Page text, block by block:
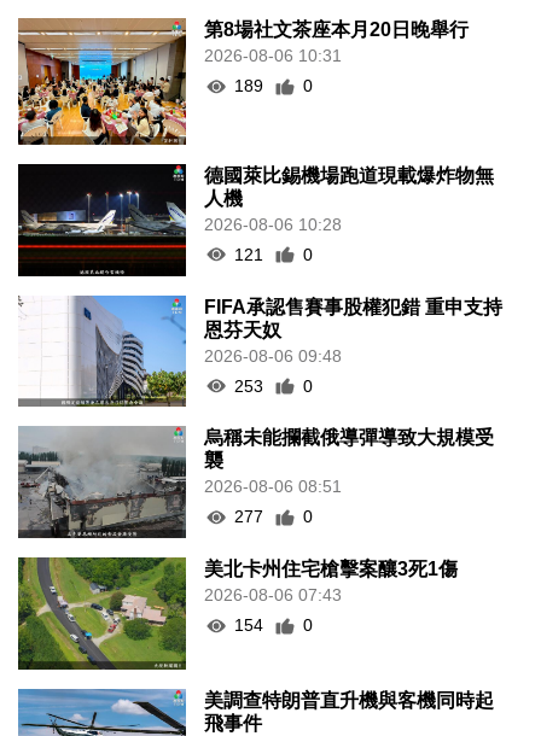
第8場社文茶座本月20日晚舉行
2026-08-06 10:31
189
0
德國萊比錫機場跑道現載爆炸物無
人機
2026-08-06 10:28
121
0
FIFA承認售賽事股權犯錯 重申支持
恩芬天奴
2026-08-06 09:48
253
0
烏稱未能攔截俄導彈導致大規模受
襲
2026-08-06 08:51
277
0
美北卡州住宅槍擊案釀3死1傷
2026-08-06 07:43
154
0
美調查特朗普直升機與客機同時起
飛事件